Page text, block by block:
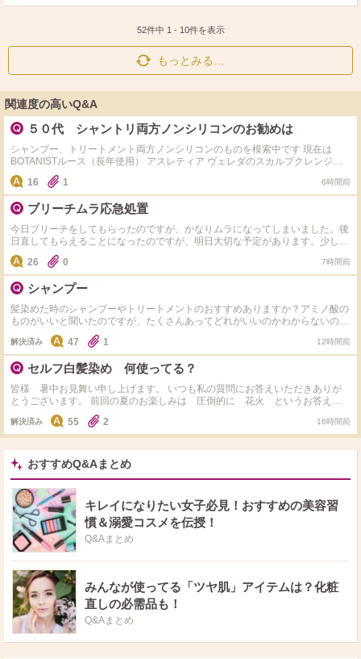
ポ
シ
送
52件中 1 - 10件を表示
もっとみる…
関連度の高いQ&A
５０代 シャントリ両方ノンシリコンのお勧めは
シャンプー、トリートメント両方ノンシリコンのものを模索中です 現在は
BOTANISTルース（長年使用） アスレティア ヴェレダのスカルプクレンジン
グを 使用中です 基本的にはトリートメントはシリコンありでもいいかも派で
すが、 現在訳あってノンシリコンにしています。 ただシャンプーはノンシリ
コンでも トリートメントはシリコン入りの商品も多くて、中々新規開拓でき
ません。 皆さまのお勧めがあれば教えていただきたいです！
16 1 6時間前
ブリーチムラ応急処置
今日ブリーチをしてもらったのですが、かなりムラになってしまいました。後
日直してもらえることになったのですが、明日大切な予定があります。少しで
もマシになる方法があれば教えて頂きたいです。
26 0 7時間前
シャンプー
髪染めた時のシャンプーやトリートメントのおすすめありますか？アミノ酸の
ものがいいと聞いたのですが、たくさんあってどれがいいのかわからないの
で、教えて欲しいです！ 髪質は細くて柔らかいです！
解決済み 47 1 12時間前
セルフ白髪染め 何使ってる？
皆様 暑中お見舞い申し上げます。 いつも私の質問にお答えいただきありが
とうございます。 前回の夏のお楽しみは 圧倒的に 花火 というお答えが
ダントツでした。 いつも本当にありがとうございます！ さて本日の質問で
す。 サロンでの白髪染めまでちょこっとセルフで染めるとき、カラー材はど
んなものを使用してますか？ 私はサイオスのクリームタイプを使用していま
す。 ドラッグストアで３９８円くらいでとてもお安く、染まりもよく気軽に
染められ重宝しています。 これいいよ、これ使ってるよというのがあればシ
ェアしてください。 お値段、使い心地など教えてくださるとうれしいです。
できるだけ お返事コメントさせていただきます。 いつもありがとうござい
ます！
解決済み 55 2 16時間前
おすすめQ&Aまとめ
キレイになりたい女子必見！おすすめの美容習
慣＆溺愛コスメを伝授！
Q&Aまとめ
みんなが使ってる「ツヤ肌」アイテムは？化粧
直しの必需品も！
Q&Aまとめ